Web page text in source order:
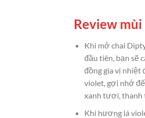
Review
Khi mở chai
đầu tiên, bạn sẽ
đồng gia vị nhiệt
violet, gợi nhớ
xanh tươi, thanh
Khi hương lá